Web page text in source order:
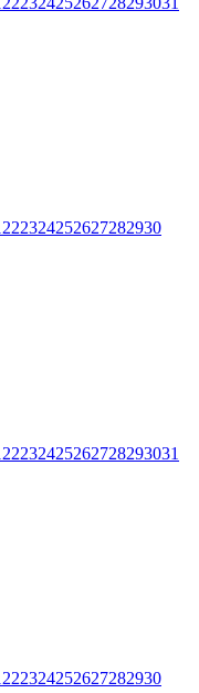
222324252627282930
22232425262728293031
222324252627282930